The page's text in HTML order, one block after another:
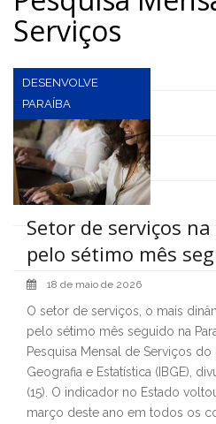
Serviços
DESENVOLVE
PARAÍBA
Setor de serviços
pelo sétimo mês
18 de maio de 2026
O setor de serviços, o mais
pelo sétimo mês seguido na
Pesquisa Mensal de Serviços
Geografia e Estatística (IBGE),
(15). O indicador no Estado
março deste ano em todos os